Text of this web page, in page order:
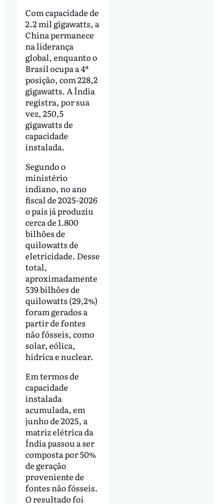
Com capacidade de
2.2 mil gigawatts, a
China permanece
na liderança
global, enquanto o
Brasil ocupa a 4ª
posição, com 228,2
gigawatts. A Índia
registra, por sua
vez, 250,5
gigawatts de
capacidade
instalada.
Segundo o
ministério
indiano, no ano
fiscal de 2025–2026
o país já produziu
cerca de 1.800
bilhões de
quilowatts de
eletricidade. Desse
total,
aproximadamente
539 bilhões de
quilowatts (29,2%)
foram gerados a
partir de fontes
não fósseis, como
solar, eólica,
hídrica e nuclear.
Em termos de
capacidade
instalada
acumulada, em
junho de 2025, a
matriz elétrica da
Índia passou a ser
composta por 50%
de geração
proveniente de
fontes não fósseis.
O resultado foi